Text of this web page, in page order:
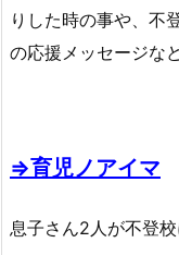
りした時の事や、不
の応援メッセージな
⇒育児ノアイマ
息子さん2人が不登